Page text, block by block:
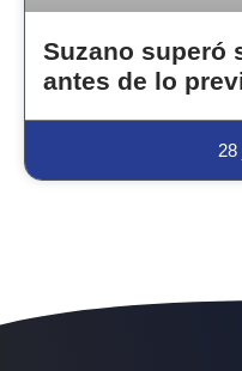
Suzano superó
antes de lo
28